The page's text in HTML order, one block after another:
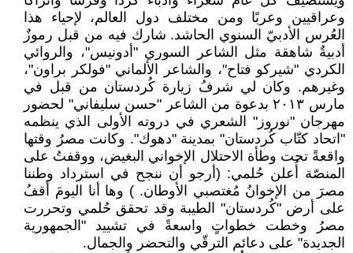
وعراقيين وعربًا ومن مختلف دول العالم، لإحياء هذا
العُرس الأدبيّ السنوي الحاشد. شارك فيه من قبل رموزٌ
أدبيةٌ شاهقة مثل الشاعر السوري "أدونيس"، والروائي
الكردي "شيركو فتاح"، والشاعر الألماني "فولكر براون"،
وغيرهم. وكان لي شرفُ زيارة كُردستان من قبل في
مارس ٢٠١٣ بدعوة من الشاعر "حسن سليفاني" لحضور
مهرجان "نوروز" الشعري في دروته الأولى الذي ينظمه
"اتحاد كتّاب كُردستان" بمدينة "دهوك". وكانت مصرُ وقتها
واقعةً تحت وطأة الاحتلال الإخواني البغيض، ووقفتُ على
المنصّة أُعلن حُلمي: (أرجو أن ننجح في استرداد وطننا
مصرَ من الإخوانُ مُغتصبي الأوطان. ) وها أنا اليومَ أقفُ
على أرض "كُردستان" الطيبة وقد تحقق حُلمي وتحررت
مصرُ وخطت خطواتٍ واسعةً في تشييد "الجمهورية
الجديدة" على دعائم الترقّي والتحضر والجمال.